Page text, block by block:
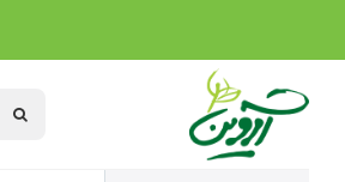
جستجو